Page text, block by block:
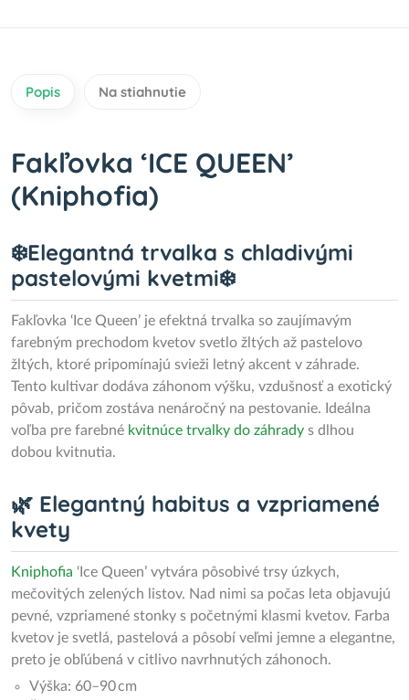
Popis Na stiahnutie
Fakľovka ‘ICE QUEEN’
(Kniphofia)
❄️Elegantná trvalka s chladivými
pastelovými kvetmi❄️
Fakľovka ‘Ice Queen’ je efektná trvalka so zaujímavým
farebným prechodom kvetov svetlo žltých až pastelovo
žltých, ktoré pripomínajú svieži letný akcent v záhrade.
Tento kultivar dodáva záhonom výšku, vzdušnosť a exotický
pôvab, pričom zostáva nenáročný na pestovanie. Ideálna
voľba pre farebné kvitnúce trvalky do záhrady s dlhou
dobou kvitnutia.
🌿 Elegantný habitus a vzpriamené
kvety
Kniphofia ‘Ice Queen’ vytvára pôsobivé trsy úzkych,
mečovitých zelených listov. Nad nimi sa počas leta objavujú
pevné, vzpriamené stonky s početnými klasmi kvetov. Farba
kvetov je svetlá, pastelová a pôsobí veľmi jemne a elegantne,
preto je obľúbená v citlivo navrhnutých záhonoch.
Výška: 60–90 cm